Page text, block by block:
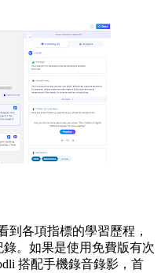
到各項指標的學習歷程，
。如果是使用免費版有次
搭配手機錄音錄影，首